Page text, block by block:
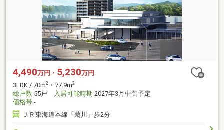
4,490万円・ 5,230万円
3LDK / 70m2 ・77.9m2
総戸数 55戸 入居可能時期 2027年3月中旬予定
価格帯 -
ＪＲ東海道本線「菊川」歩2分